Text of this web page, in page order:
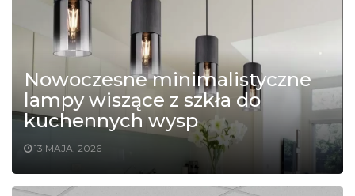
Nowoczesne minimalistyczne
lampy wiszące z szkła do
kuchennych wysp
13 MAJA, 2026